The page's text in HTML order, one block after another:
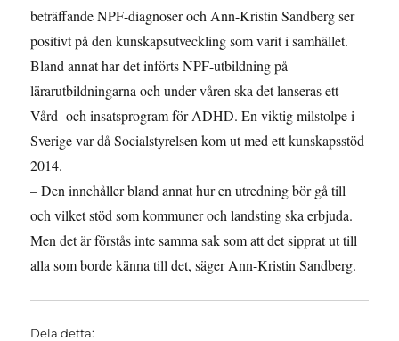
beträffande NPF-diagnoser och Ann-Kristin Sandberg ser
positivt på den kunskapsutveckling som varit i samhället.
Bland annat har det införts NPF-utbildning på
lärarutbildningarna och under våren ska det lanseras ett
Vård- och insatsprogram för ADHD. En viktig milstolpe i
Sverige var då Socialstyrelsen kom ut med ett kunskapsstöd
2014.
– Den innehåller bland annat hur en utredning bör gå till
och vilket stöd som kommuner och landsting ska erbjuda.
Men det är förstås inte samma sak som att det sipprat ut till
alla som borde känna till det, säger Ann-Kristin Sandberg.
Dela detta: